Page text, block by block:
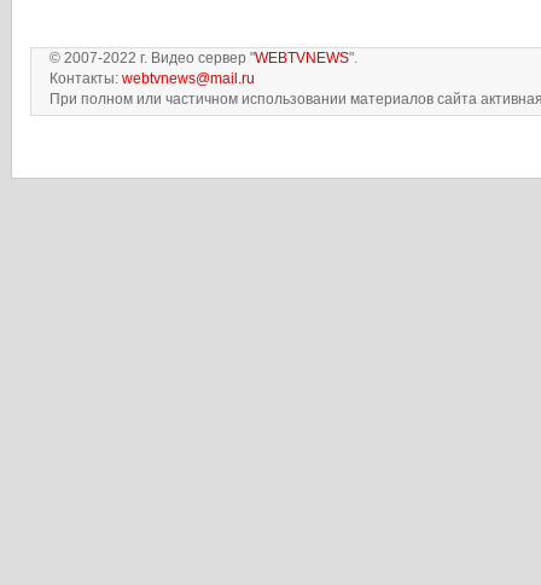
© 2007-2022 г. Видео сервер "WEBTVNEWS".
Контакты: webtvnews@mail.ru
При полном или частичном использовании материалов сайта